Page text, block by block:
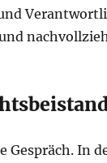
Gespräch. In